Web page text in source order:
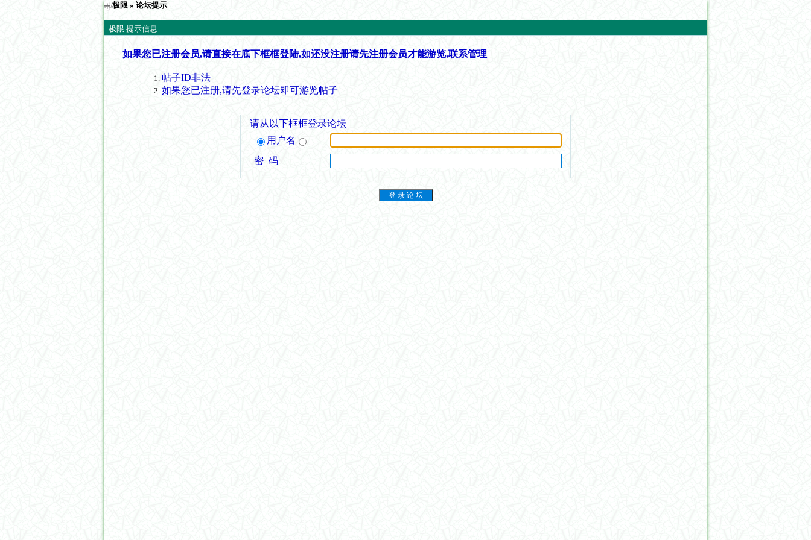
极限 » 论坛提示
极限 提示信息
如果您已注册会员,请直接在底下框框登陆,如还没注册请先注册会员才能游览,联系管理
帖子ID非法
如果您已注册,请先登录论坛即可游览帖子
请从以下框框登录论坛
用户名
密 码